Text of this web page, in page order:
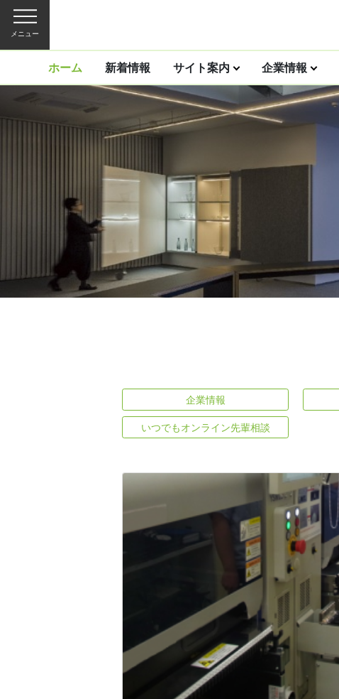
メニュー
ホーム 新着情報 サイト案内 企業情報
企業情報
いつでもオンライン先輩相談